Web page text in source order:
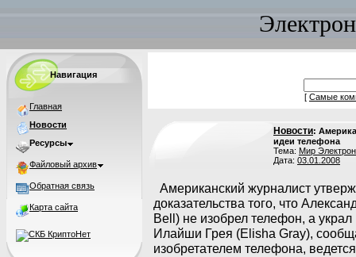
Навигация
Главная
Новости
Ресурсы
Файловый архив
Обратная связь
Карта сайта
[ Самые
Новости:
идеи телефона
Тема: Мир
Дата: 03.01.2008
Американский журналист
доказательства того, что
Bell) не изобрел телефон, а украл
Илайши Грея (Elisha Gray),
изобретателем телефона,